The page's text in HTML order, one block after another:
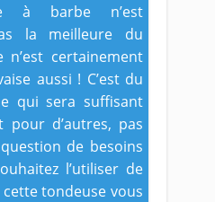
à barbe n’est
la meilleure du
n’est certainement
aussi ! C’est du
qui sera suffisant
pour d’autres, pas
question de besoins
l’utiliser de
tondeuse vous